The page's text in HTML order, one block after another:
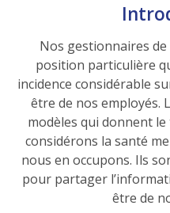
Nos gestionnaires
position particulière
incidence considérable
être de nos employés.
modèles qui donnent
considérons la santé
nous en occupons. Ils
pour partager
être de